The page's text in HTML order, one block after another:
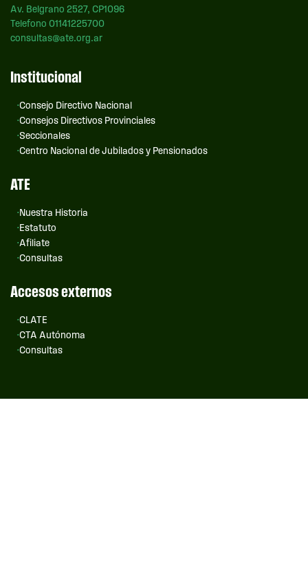
Av. Belgrano 2527, CP1096
Telefono 01141225700
consultas@ate.org.ar
Institucional
Consejo Directivo Nacional
Consejos Directivos Provinciales
Seccionales
Centro Nacional de Jubilados y Pensionados
ATE
Nuestra Historia
Estatuto
Afiliate
Consultas
Accesos externos
CLATE
CTA Autónoma
Consultas